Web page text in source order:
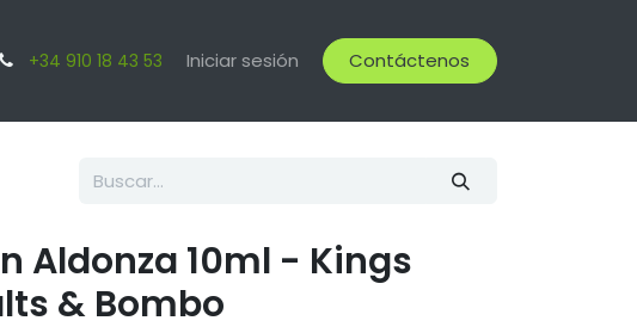
+34 910 18 43 53 Iniciar sesión Contáctenos
Aldonza 10ml - Kings
& Bombo